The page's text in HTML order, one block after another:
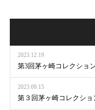
2023.12.19
第3回茅ヶ崎コレクショ
2023.09.15